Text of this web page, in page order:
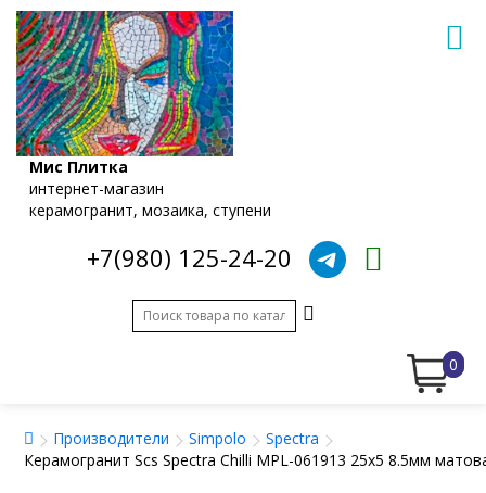
Мис Плитка
интернет-магазин
керамогранит, мозаика, ступени
+7(980) 125-24-20
0
Производители Simpolo
Spectra
Керамогранит Scs Spectra Chilli MPL-061913 25x5 8.5мм